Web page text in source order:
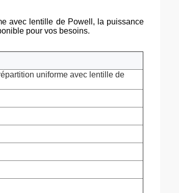
avec lentille de Powell, la puissance
pour vos besoins.
uniforme avec lentille de